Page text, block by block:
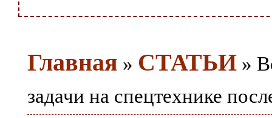
Главная » СТАТЬИ »
задачи на спецтехнике